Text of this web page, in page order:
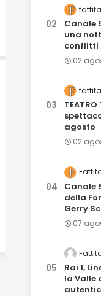
Canale
una
conflitti
02
TEATRO
agosto
02
Canale
della
Gerry
07
Rai 1,
la Valle